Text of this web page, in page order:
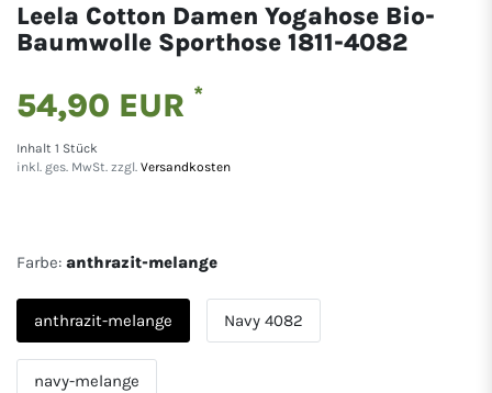
Leela Cotton Damen Yogahose Bio-
Baumwolle Sporthose 1811-4082
54,90 EUR *
Inhalt 1 Stück
inkl. ges. MwSt. zzgl. Versandkosten
Farbe: anthrazit-melange
anthrazit-melange Navy 4082
navy-melange